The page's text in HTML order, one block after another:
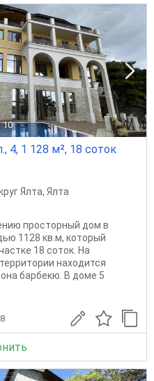
10
4, 1 128 м², 18 соток
Ялта, Ялта
просторный дом в
1128 кв.м, который
18 соток. На
находится
барбекю. В доме 5